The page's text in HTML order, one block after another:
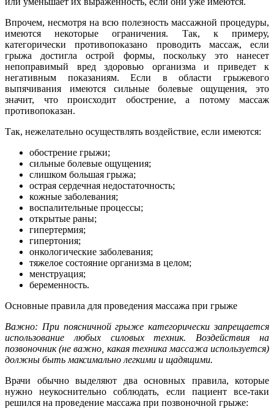
Впрочем, несмотря на всю полезность массажной процедуры,
имеются некоторые ограничения. Так, к примеру,
категорически противопоказано проводить массаж, если
грыжа достигла острой формы, поскольку это нанесет
непоправимый вред здоровью организма и приведет к
негативным показаниям. Если в области грыжевого
выпячивания имеются сильные болевые ощущения, это
значит, что происходит обострение, а потому массаж
противопоказан.
Так, нежелательно осуществлять воздействие, если имеются:
обострение грыжи;
сильные болевые ощущения;
слишком большая грыжа;
острая сердечная недостаточность;
кожные заболевания;
воспалительные процессы;
открытые раны;
гипертермия;
гипертония;
онкологические заболевания;
тяжелое состояние организма в целом;
менструация;
беременность.
Основные правила для проведения массажа при грыже
Важно: При поясничной грыже категорически запрещается
использование любых силовых техник. Воздействия на
позвоночник (не важно, какая техника массажа используется)
должны быть максимально легкими и щадящими.
Врачи обычно выделяют два основных правила, которые
нужно неукоснительно соблюдать, если пациент все-таки
решился на проведение массажа при позвоночной грыже: